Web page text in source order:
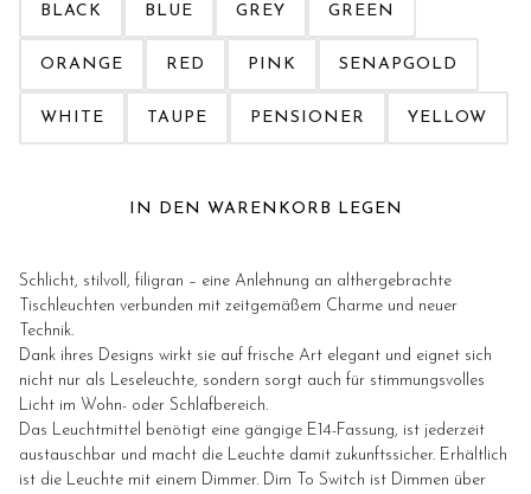
BLACK BLUE GREY GREEN
ORANGE RED PINK SENAPGOLD
WHITE TAUPE PENSIONER YELLOW
IN DEN WARENKORB LEGEN
Schlicht, stilvoll, filigran – eine Anlehnung an althergebrachte
Tischleuchten verbunden mit zeitgemäßem Charme und neuer
Technik.
Dank ihres Designs wirkt sie auf frische Art elegant und eignet sich
nicht nur als Leseleuchte, sondern sorgt auch für stimmungsvolles
Licht im Wohn- oder Schlafbereich.
Das Leuchtmittel benötigt eine gängige E14-Fassung, ist jederzeit
austauschbar und macht die Leuchte damit zukunftssicher. Erhältlich
ist die Leuchte mit einem Dimmer. Dim To Switch ist Dimmen über